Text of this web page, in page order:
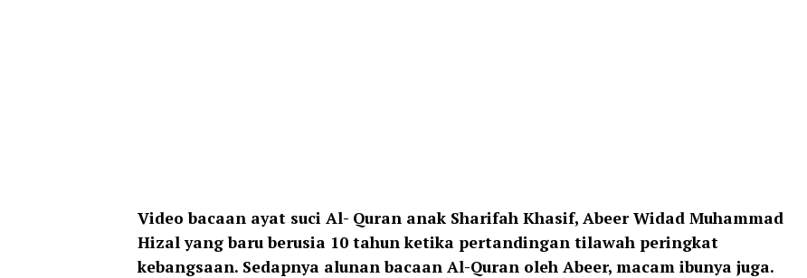
Video bacaan ayat suci Al- Quran anak Sharifah Khasif, Abeer Widad Muhammad
Hizal yang baru berusia 10 tahun ketika pertandingan tilawah peringkat
kebangsaan. Sedapnya alunan bacaan Al-Quran oleh Abeer, macam ibunya juga.